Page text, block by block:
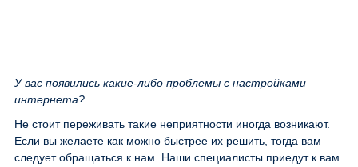
У вас появились какие-либо проблемы с настройками
интернета?
Не стоит переживать такие неприятности иногда возникают.
Если вы желаете как можно быстрее их решить, тогда вам
следует обращаться к нам. Наши специалисты приедут к вам